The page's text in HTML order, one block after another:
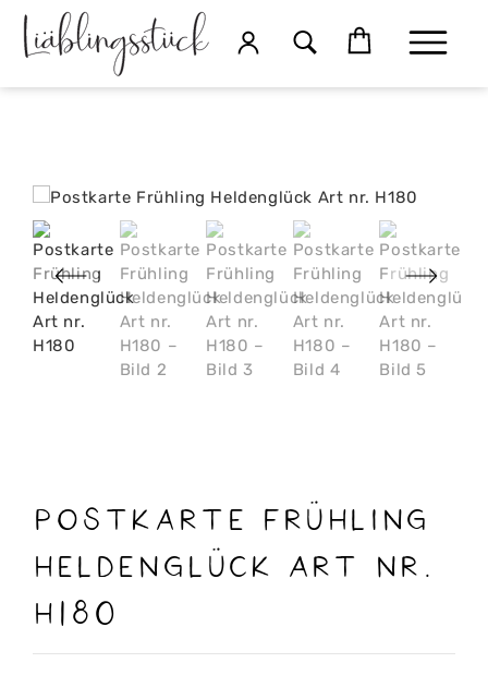
Postkarte Frühling
Heldenglück Art nr.
H180